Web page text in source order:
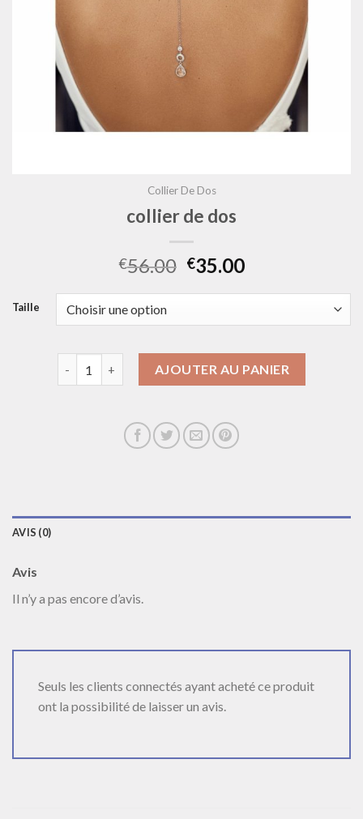
Collier De Dos
collier de dos
€56.00 €35.00
Taille
AJOUTER AU PANIER
AVIS (0)
Avis
Il n’y a pas encore d’avis.
Seuls les clients connectés ayant acheté ce produit
ont la possibilité de laisser un avis.